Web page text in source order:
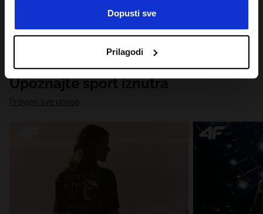
Dopusti sve
Prilagodi
Upoznajte sport iznutra
Provjeri sve unose